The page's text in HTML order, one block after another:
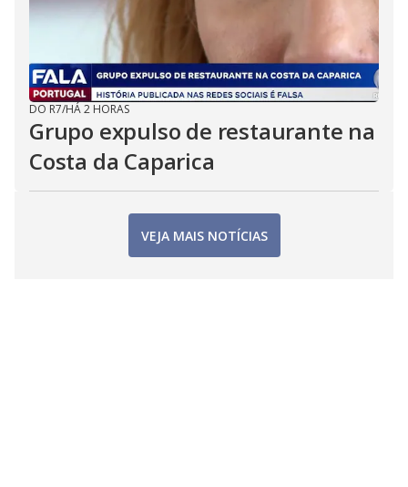
DO R7/HÁ 2 HORAS
Grupo expulso de restaurante na
Costa da Caparica
VEJA MAIS NOTÍCIAS